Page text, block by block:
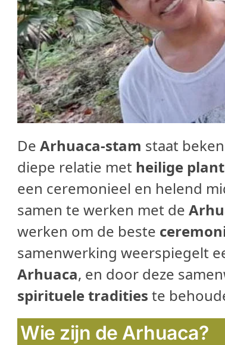
DeArhuaca-stam staat
diepe relatie met heilige
een ceremonieel en helend
samen te werken met de
werken om de beste
samenwerking weerspiegelt
Arhuaca, en door deze
spirituele tradities te
Wie zijn de Arhuaca?